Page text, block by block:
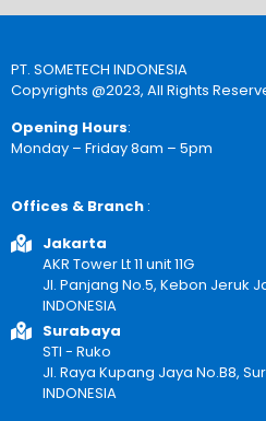
PT. SOMETECH INDONESIA
Copyrights @2023, All Rights
Opening Hours:
Monday – Friday 8am – 5pm
Offices & Branch :
Jakarta
AKR Tower Lt 11 unit 11G
Jl. Panjang No.5, Kebon Jeruk
INDONESIA
Surabaya
STI - Ruko
Jl. Raya Kupang Jaya No.B8,
INDONESIA